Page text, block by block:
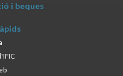
i beques